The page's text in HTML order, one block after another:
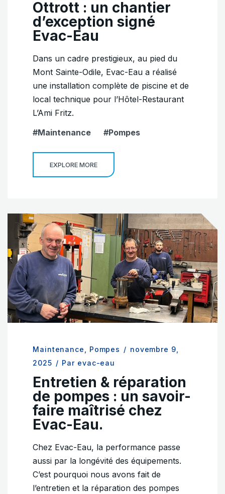
Ottrott : un chantier
d’exception signé
Evac-Eau
Dans un cadre prestigieux, au pied du
Mont Sainte-Odile, Evac-Eau a réalisé
une installation complète de piscine et de
local technique pour l’Hôtel-Restaurant
L’Ami Fritz.
Maintenance
Pompes
EXPLORE MORE
Maintenance Pompes / novembre 9,
2025 / Par evac-eau
Entretien & réparation
de pompes : un savoir-
faire maîtrisé chez
Evac-Eau.
Chez Evac-Eau, la performance passe
aussi par la longévité des équipements.
C’est pourquoi nous avons fait de
l’entretien et la réparation des pompes